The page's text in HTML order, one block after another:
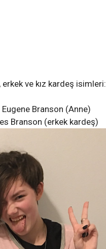
erkek ve kız kardeş isimleri:
Eugene Branson (Anne)
Branson (erkek kardeş)